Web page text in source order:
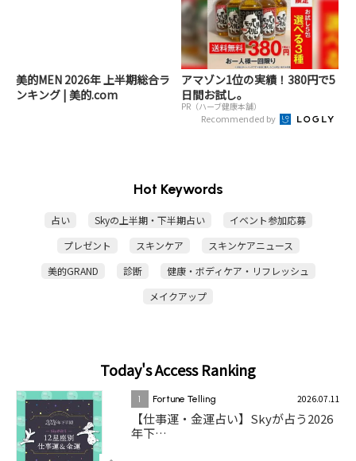
美的MEN 2026年 上半期総合ラ
ンキング | 美的.com
アマゾン1位の実績！380円で5
日間お試し。
PR（ハーブ健康本舗）
Recommended by
Hot Keywords
占い Skyの上半期・下半期占い
イベント参加応募
プレゼント
スキンケア
スキンケアニュース
美的GRAND
診断
健康・ボディケア・リフレッシュ
メイクアップ
Today's Access Ranking
1 Fortune Telling 2026.07.11
【仕事運・金運占い】Skyが占う2026
年下…